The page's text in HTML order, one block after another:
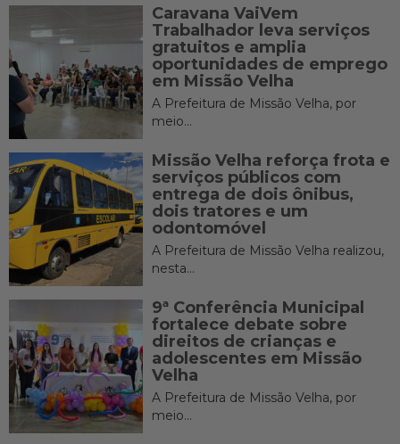
Caravana VaiVem
Trabalhador leva serviços
gratuitos e amplia
oportunidades de emprego
em Missão Velha
A Prefeitura de Missão Velha, por
meio...
Missão Velha reforça frota e
serviços públicos com
entrega de dois ônibus,
dois tratores e um
odontomóvel
A Prefeitura de Missão Velha realizou,
nesta...
9ª Conferência Municipal
fortalece debate sobre
direitos de crianças e
adolescentes em Missão
Velha
A Prefeitura de Missão Velha, por
meio...